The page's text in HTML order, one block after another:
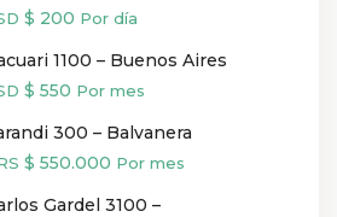
$ 200 Por día
1100 – Buenos Aires
$ 550 Por mes
300 – Balvanera
$ 550.000 Por mes
Gardel 3100 –